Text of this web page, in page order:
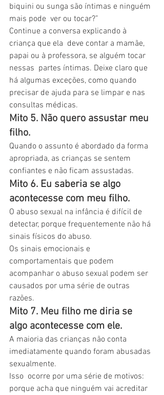
biquini ou sunga são íntimas e ninguém
mais pode  ver ou tocar?”
Continue a conversa explicando à
criança que ela  deve contar a mamãe,
papai ou à professora, se alguém tocar
nessas  partes íntimas. Deixe claro que
há algumas exceções, como quando
precisar de ajuda para se limpar e nas
consultas médicas.
Mito 5. Não quero assustar meu
filho.
Quando o assunto é abordado da forma
apropriada, as crianças se sentem
confiantes e não ficam assustadas.
Mito 6. Eu saberia se algo
acontecesse com meu filho.
O abuso sexual na infância é difícil de
detectar, porque frequentemente não há
sinais físicos do abuso.
Os sinais emocionais e
comportamentais que podem
acompanhar o abuso sexual podem ser
causados por uma série de outras
razões.
Mito 7. Meu filho me diria se
algo acontecesse com ele.
A maioria das crianças não conta
imediatamente quando foram abusadas
sexualmente.
Isso  ocorre por uma série de motivos:
porque acha que ninguém vai acreditar